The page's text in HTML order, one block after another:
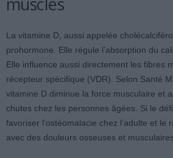
La vitamine D, aussi appelée
prohormone. Elle régule l’absorption du
Elle influence aussi directement les fibres
récepteur spécifique (VDR). Selon Santé
vitamine D diminue la force musculaire et
chutes chez les personnes âgées. Si le
favoriser l’ostéomalacie chez l’adulte et le
avec des douleurs osseuses et musculaires.